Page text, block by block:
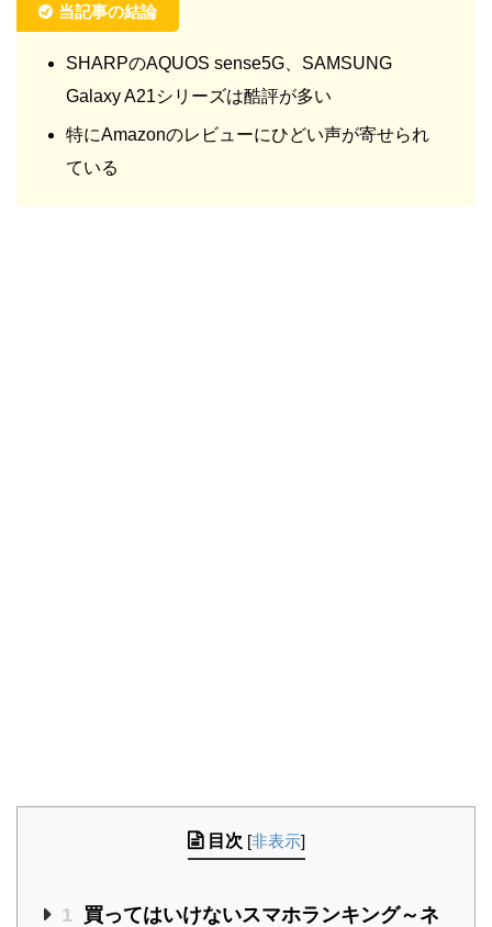
当記事の結論
SHARPのAQUOS sense5G、SAMSUNG
Galaxy A21シリーズは酷評が多い
特にAmazonのレビューにひどい声が寄せられ
ている
目次 [非表示]
1 買ってはいけないスマホランキング～ネ